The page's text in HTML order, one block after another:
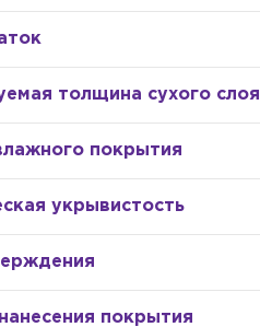
толщина сухого слоя
покрытия
укрывистость
покрытия